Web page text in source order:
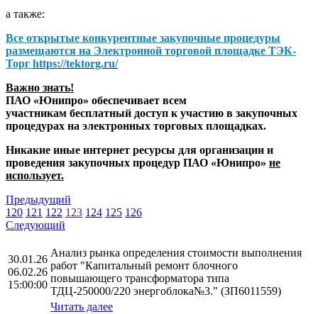
а также:
Все открытые конкурентные закупочные процедуры
размещаются на Электронной торговой площадке ТЭК-
Торг https://tektorg.ru/
Важно знать!
ПАО «Юнипро» обеспечивает всем
участникам бесплатный доступ к участию в закупочных
процедурах на электронных торговых площадках.
Никакие иные интернет ресурсы для организации и
проведения закупочных процедур ПАО «Юнипро» не
использует.
Предыдущий
120 121 122 123 124 125 126
Следующий
30.01.26
06.02.26
15:00:00
Анализ рынка определения стоимости выполнения
работ "Капитальный ремонт блочного
повышающего трансформатора типа
ТДЦ-250000/220 энергоблока№3." (ЗП6011559)
Читать далее